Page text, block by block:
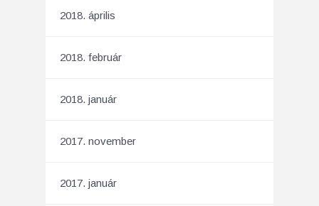
2018. április
2018. február
2018. január
2017. november
2017. január